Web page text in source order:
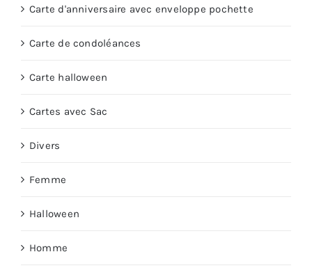
Carte d'anniversaire avec enveloppe pochette
Carte de condoléances
Carte halloween
Cartes avec Sac
Divers
Femme
Halloween
Homme